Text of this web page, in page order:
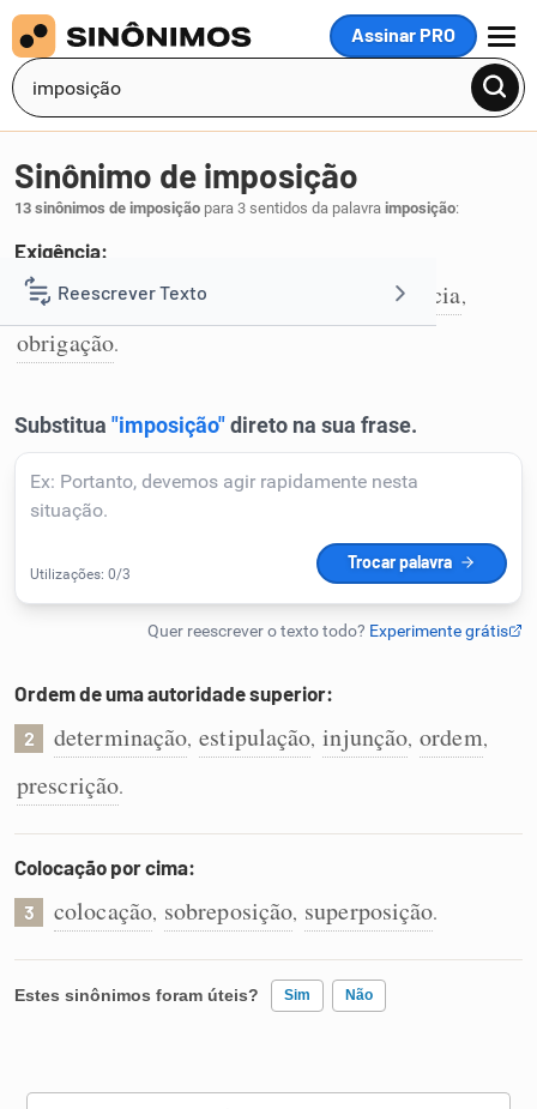
Assinar PRO
MENU
Reescrever Texto
Resumir Texto
Corrigir Texto
Detector de IA
Humanizador de IA
Cata-letras
Conexões
Caça-palavras
Dicionário
Sinônimo de imposição
13 sinônimos de imposição para 3 sentidos da palavra imposição:
Exigência:
1 necessidade,imperativo exigência,
obrigação.
Ordem de uma autoridade superior:
2 determinação, estipulação, injunção, ordem,
prescrição.
Colocação por cima:
3 colocação, sobreposição, superposição.
Estes sinônimos foram úteis? Sim Não